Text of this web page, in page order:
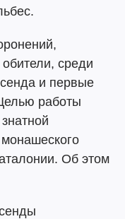
среди
и первые
работы
Об этом